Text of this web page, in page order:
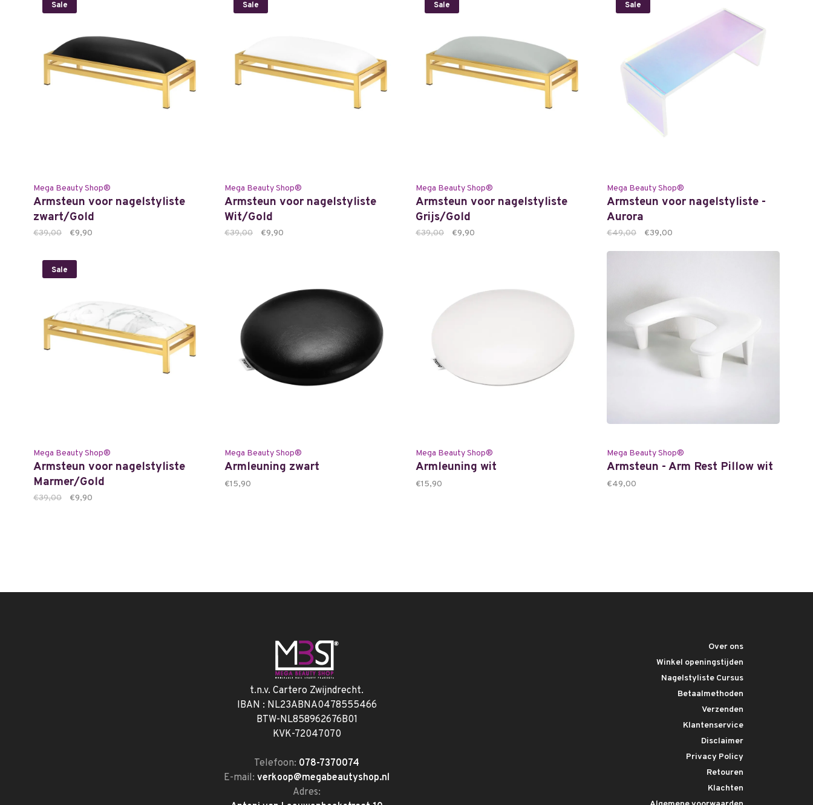
Sale
Mega Beauty Shop®
Armsteun voor nagelstyliste
zwart/Gold
€39,00 €9,90
Sale
Mega Beauty Shop®
Armsteun voor nagelstyliste
Wit/Gold
€39,00 €9,90
Sale
Mega Beauty Shop®
Armsteun voor nagelstyliste
Grijs/Gold
€39,00 €9,90
Sale
Mega Beauty Shop®
Armsteun voor nagelstyliste -
Aurora
€49,00 €39,00
Sale
Mega Beauty Shop®
Armsteun voor nagelstyliste
Marmer/Gold
€39,00 €9,90
Mega Beauty Shop®
Armleuning zwart
€15,90
Mega Beauty Shop®
Armleuning wit
€15,90
Mega Beauty Shop®
Armsteun - Arm Rest Pillow wit
€49,00
t.n.v. Cartero Zwijndrecht.
IBAN : NL23ABNA0478555466
BTW-NL858962676B01
KVK-72047070
Telefoon: 078-7370074
E-mail:verkoop@megabeautyshop.nl
Adres:
Over ons
Winkel openingstijden
Nagelstyliste Cursus
Betaalmethoden
Verzenden
Klantenservice
Disclaimer
Privacy Policy
Retouren
Klachten